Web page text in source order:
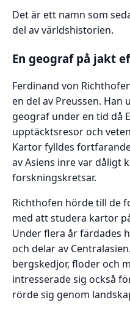
Det är ett namn som
del av världshistorien.
En geograf på jakt
Ferdinand von
en del av Preussen.
geograf under en tid då
upptäcktsresor och
Kartor fylldes
av Asiens inre var dåligt
forskningskretsar.
Richthofen hörde till de
med att studera kartor
Under flera år färdades
och delar av
bergskedjor, floder och
intresserade sig också
rörde sig genom